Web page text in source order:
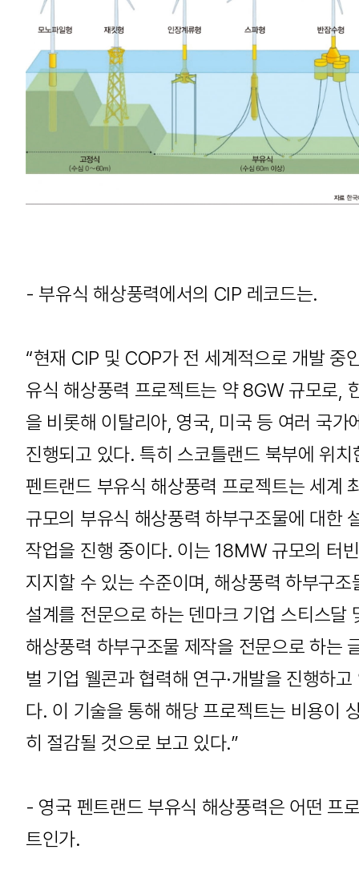
- 부유식 해상풍력에서의 CIP 레코드는.
“현재 CIP 및 COP가 전 세계적으로 개발 중
유식 해상풍력 프로젝트는 약 8GW 규모로,
을 비롯해 이탈리아, 영국, 미국 등 여러 국가
진행되고 있다. 특히 스코틀랜드 북부에 위치
펜트랜드 부유식 해상풍력 프로젝트는 세계
규모의 부유식 해상풍력 하부구조물에 대한
작업을 진행 중이다. 이는 18MW 규모의 터
지지할 수 있는 수준이며, 해상풍력 하부구조
설계를 전문으로 하는 덴마크 기업 스티스달
해상풍력 하부구조물 제작을 전문으로 하는
벌 기업 웰콘과 협력해 연구·개발을 진행하고
다. 이 기술을 통해 해당 프로젝트는 비용이
히 절감될 것으로 보고 있다.”
- 영국 펜트랜드 부유식 해상풍력은 어떤 프
트인가.